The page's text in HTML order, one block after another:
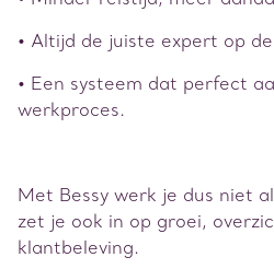
• Altijd de juiste expert op
• Een systeem dat perfect
werkproces.
Met Bessy werk je dus niet
zet je ook in op groei,
klantbeleving.